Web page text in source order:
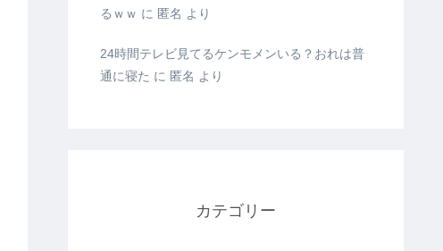
るｗｗ に 匿名 より
24時間テレビ見てるケンモメンいる？おれは普
通に寝た に 匿名 より
カテゴリー